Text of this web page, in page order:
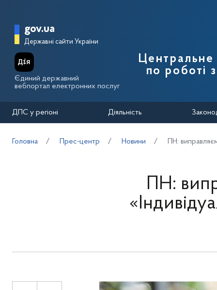
Головна сторінка Державної
gov.ua
Державні сайти України
Єдиний державний
вебпортал електронних послуг
Центральне
по роботі
ДПС у регіоні Діяльність
Головна Прес-центр Новини ПН:
ПН: